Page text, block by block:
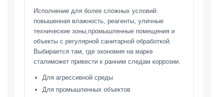
Исполнение для более сложных условий:
повышенная влажность, реагенты, уличные
технические зоны,промышленные помещения и
объекты с регулярной санитарной обработкой.
Выбирается там, где экономия на марке
сталиможет привести к ранним следам коррозии.
Для агрессивной среды
Для промышленных объектов